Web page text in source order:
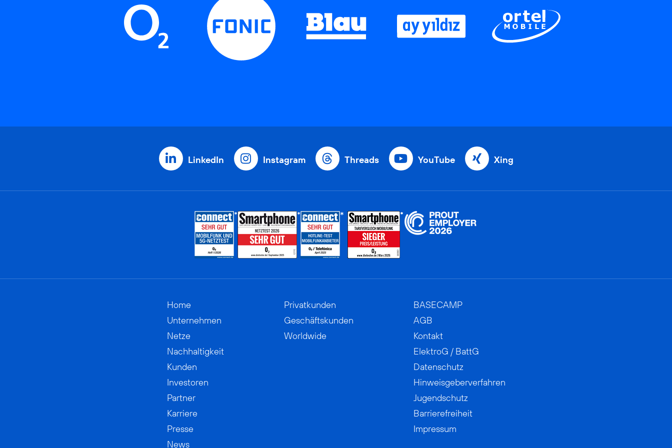
LinkedIn Instagram Threads YouTube Xing
Home
Unternehmen
Netze
Nachhaltigkeit
Kunden
Investoren
Partner
Karriere
Presse
News
Privatkunden
Geschäftskunden
Worldwide
BASECAMP
AGB
Kontakt
ElektroG / BattG
Datenschutz
Hinweisgeberverfahren
Jugendschutz
Barrierefreiheit
Impressum